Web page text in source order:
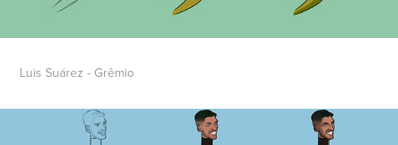
Luis Suárez - Grêmio